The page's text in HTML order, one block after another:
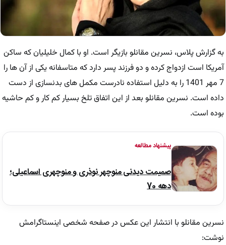
به گزارش پلاس، نسرین مقانلو بازیگر است. او با کمال خلیلیان که ساکن
آمریکا است ازدواج کرده و دو فرزند پسر دارد که متاسفانه یکی از آن ها را
7 مهر 1401 را به دلیل استفاده نادرست مکمل های بدنسازی از دست
داده است. نسرین مقانلو بعد از این اتفاق تلخ بسیار کم کار و کم حاشیه
بوده است.
پیشنهاد مطالعه
صمیمت دیدنی منوچهر نوذری و منوچهری اسماعیلی؛
دهه 70
نسرین مقانلو با انتشار این عکس در صفحه شخصی اینستاگرامش
نوشت: